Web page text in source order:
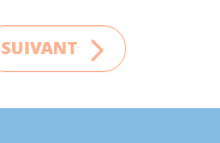
SUIVANT